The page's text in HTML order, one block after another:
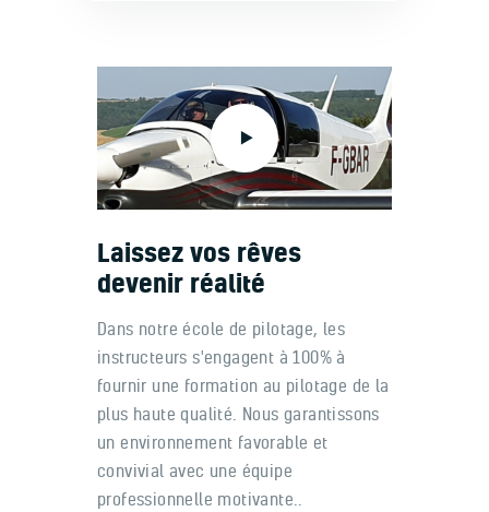
Laissez vos rêves
devenir réalité
Dans notre école de pilotage, les
instructeurs s'engagent à 100% à
fournir une formation au pilotage de la
plus haute qualité. Nous garantissons
un environnement favorable et
convivial avec une équipe
professionnelle motivante..